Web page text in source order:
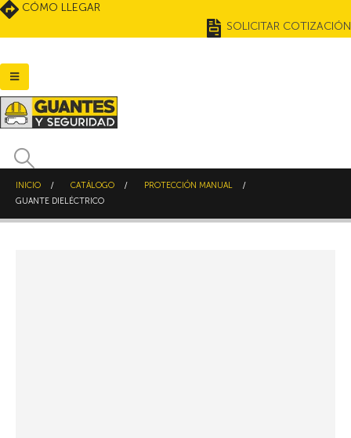
CÓMO LLEGAR
SOLICITAR COTIZACIÓN
INICIO CATÁLOGO
PROTECCIÓN MANUAL
GUANTE DIELÉCTRICO